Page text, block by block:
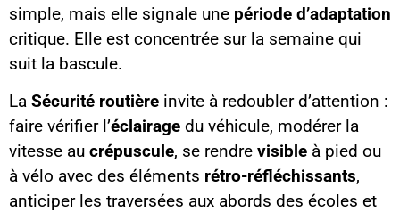
simple, mais elle signale une période d’adaptation
critique. Elle est concentrée sur la semaine qui
suit la bascule.
La Sécurité routière invite à redoubler d’attention :
faire vérifier l’éclairage du véhicule, modérer la
vitesse au crépuscule, se rendre visible à pied ou
à vélo avec des éléments rétro-réfléchissants,
anticiper les traversées aux abords des écoles et